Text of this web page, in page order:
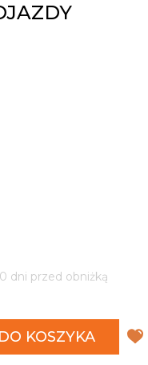
dni przed obniżką
DO KOSZYKA